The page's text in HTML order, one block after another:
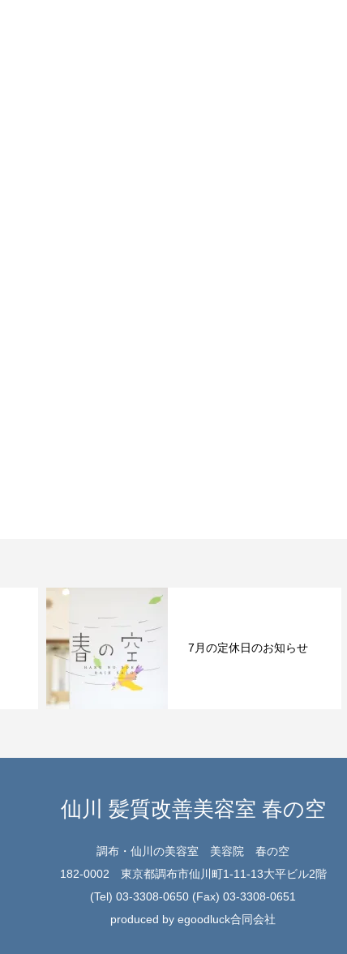
予約サイト
仙川 髪質改善美容室 春の空
調布・仙川の美容室 美容院 春の空
182-0002 東京都調布市仙川町1-11-13大平ビル2階
(Tel) 03-3308-0650 (Fax) 03-3308-0651
produced by egoodluck合同会社